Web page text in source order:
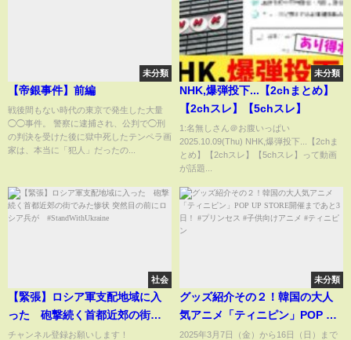
未分類
【帝銀事件】前編
戦後間もない時代の東京で発生した大量
◯◯事件。 警察に逮捕され、公判で◯刑
の判決を受けた後に獄中死したテンペラ画
家は、本当に「犯人」だったの...
未分類
NHK,爆弾投下...【2chまとめ】
【2chスレ】【5chスレ】
1:名無しさん＠お腹いっぱい
2025.10.09(Thu) NHK,爆弾投下...【2chま
とめ】【2chスレ】【5chスレ】って動画
が話題...
社会
【緊張】ロシア軍支配地域に入
った 砲撃続く首都近郊の街で
みた惨状 突然目の前にロシア兵
チャンネル登録お願いします！
未分類
グッズ紹介その２！韓国の大人
気アニメ「ティニピン」POP UP
STORE開催まであと3日！ #プリ
2025年3月7日（金）から16日（日）まで